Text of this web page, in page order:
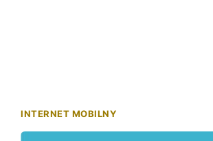
INTERNET MOBILNY